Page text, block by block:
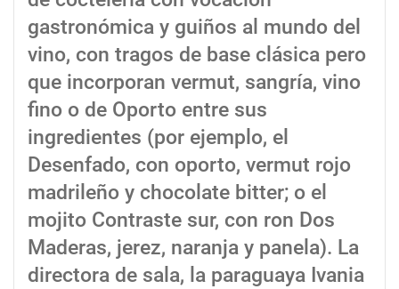
gastronómica y guiños al mundo del
vino, con tragos de base clásica pero
que incorporan vermut, sangría, vino
fino o de Oporto entre sus
ingredientes (por ejemplo, el
Desenfado, con oporto, vermut rojo
madrileño y chocolate bitter; o el
mojito Contraste sur, con ron Dos
Maderas, jerez, naranja y panela). La
directora de sala, la paraguaya Ivania